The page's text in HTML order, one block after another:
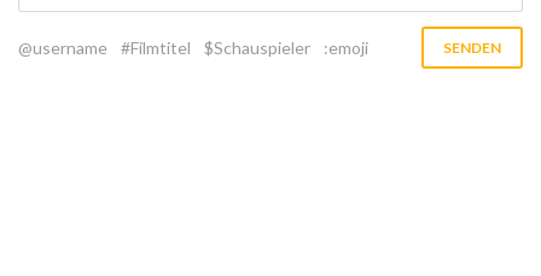
@username #Filmtitel $Schauspieler :emoji